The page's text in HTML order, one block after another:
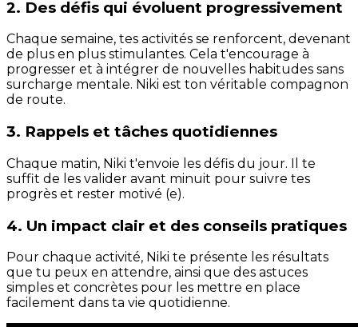
2. Des défis qui évoluent progressivement
Chaque semaine, tes activités se renforcent, devenant
de plus en plus stimulantes. Cela t'encourage à
progresser et à intégrer de nouvelles habitudes sans
surcharge mentale. Niki est ton véritable compagnon
de route.
3. Rappels et tâches quotidiennes
Chaque matin, Niki t'envoie les défis du jour. Il te
suffit de les valider avant minuit pour suivre tes
progrès et rester motivé (e).
4. Un impact clair et des conseils pratiques
Pour chaque activité, Niki te présente les résultats
que tu peux en attendre, ainsi que des astuces
simples et concrètes pour les mettre en place
facilement dans ta vie quotidienne.